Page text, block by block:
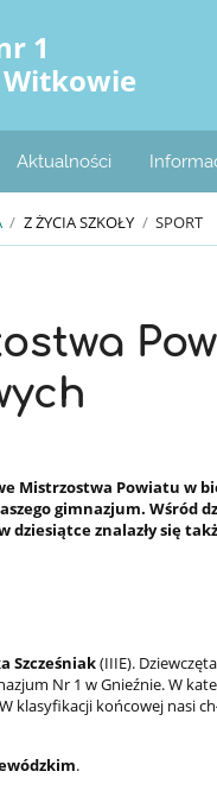
1
Aktualności
/ Z ŻYCIA SZKOŁY / SPORT
Mistrzostwa Powiatu w
gimnazjum. Wśród
dziesiątce znalazły się
Szcześniak(IIIE).
Nr 1 w Gnieźnie. W
klasyfikacji końcowej nasi
.